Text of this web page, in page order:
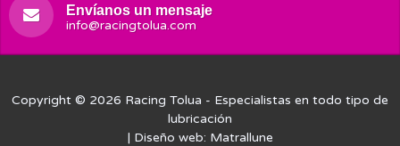
Envíanos un mensaje
info@racingtolua.com
Copyright © 2026 Racing Tolua - Especialistas en todo tipo de
lubricación
| Diseño web: Matrallune